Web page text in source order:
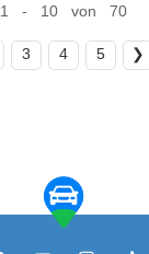
1 - 10 von 70
3 4 5 ❯